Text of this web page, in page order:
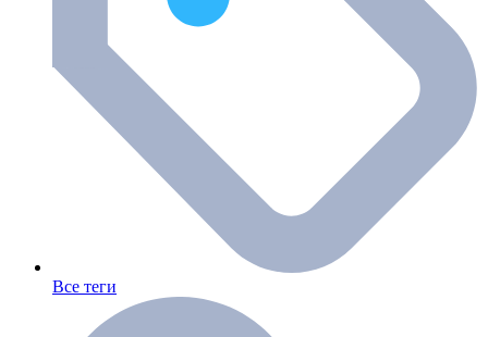
Все теги